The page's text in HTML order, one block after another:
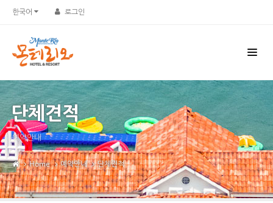
한국어 로그인
단체견적
예약안내
Home 예약안내 단체견적
Sketchbook5, 스케치북5